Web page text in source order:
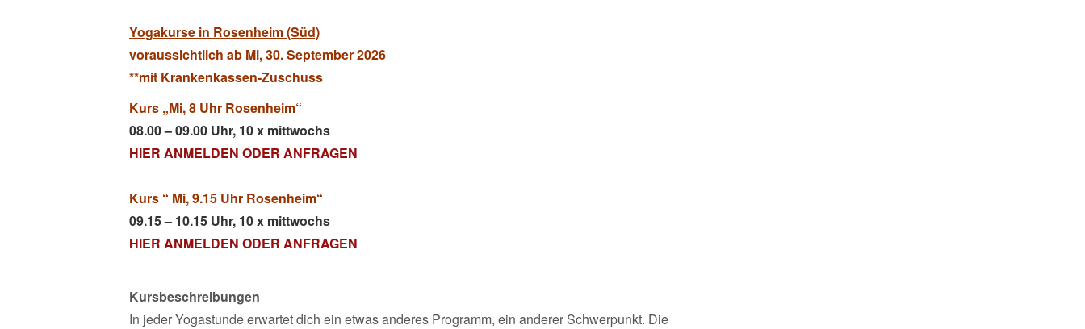
Yogakurse in Rosenheim (Süd)
voraussichtlich ab Mi, 30. September 2026
**mit Krankenkassen-Zuschuss
Kurs „Mi, 8 Uhr Rosenheim“
08.00 – 09.00 Uhr, 10 x mittwochs
HIER ANMELDEN ODER ANFRAGEN
Kurs “ Mi, 9.15 Uhr Rosenheim“
09.15 – 10.15 Uhr, 10 x mittwochs
HIER ANMELDEN ODER ANFRAGEN
Kursbeschreibungen
In jeder Yogastunde erwartet dich ein etwas anderes Programm, ein anderer Schwerpunkt. Die